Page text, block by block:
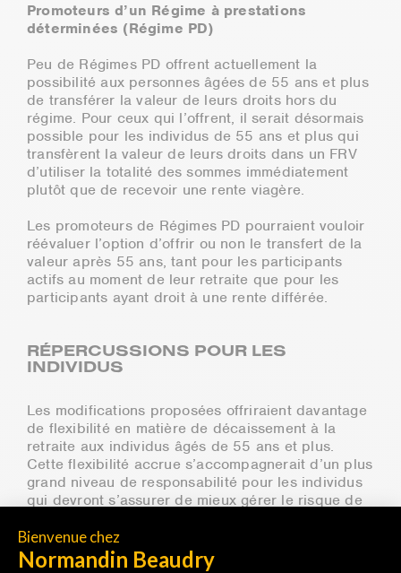
Promoteurs d’un Régime à prestations
déterminées (Régime PD)
Peu de Régimes PD offrent actuellement la
possibilité aux personnes âgées de 55 ans et plus
de transférer la valeur de leurs droits hors du
régime. Pour ceux qui l’offrent, il serait désormais
possible pour les individus de 55 ans et plus qui
transfèrent la valeur de leurs droits dans un FRV
d’utiliser la totalité des sommes immédiatement
plutôt que de recevoir une rente viagère.
Les promoteurs de Régimes PD pourraient vouloir
réévaluer l’option d’offrir ou non le transfert de la
valeur après 55 ans, tant pour les participants
actifs au moment de leur retraite que pour les
participants ayant droit à une rente différée.
RÉPERCUSSIONS POUR LES
INDIVIDUS
Les modifications proposées offriraient davantage
de flexibilité en matière de décaissement à la
retraite aux individus âgés de 55 ans et plus.
Cette flexibilité accrue s’accompagnerait d’un plus
grand niveau de responsabilité pour les individus
qui devront s’assurer de mieux gérer le risque de
avant leur décès.